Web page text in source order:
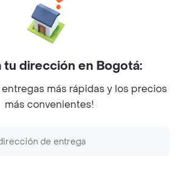
Facebook
Twitter
Instagram
Rappi Inc. All rights reserved.
tu dirección en Bogotá:
más rápidas y los precios
más convenientes!